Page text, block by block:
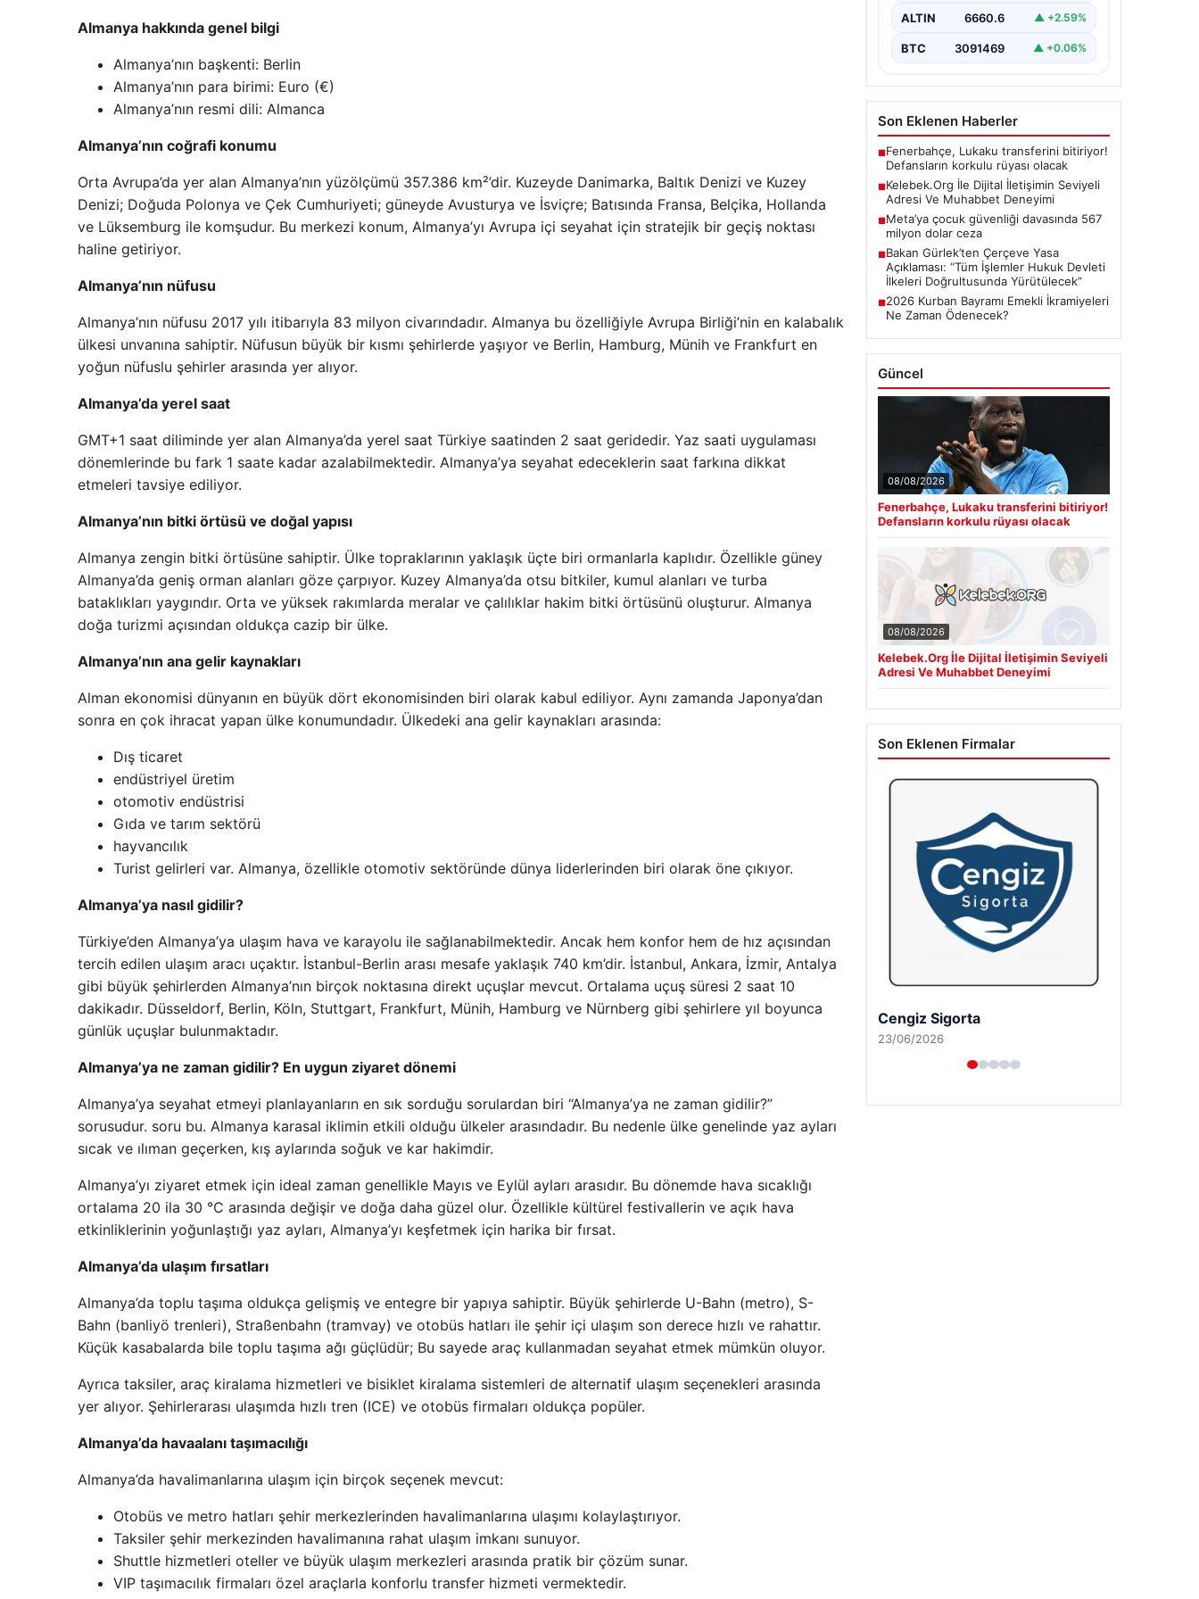
Almanya hakkında genel bilgi
Almanya’nın başkenti: Berlin
Almanya’nın para birimi: Euro (€)
Almanya’nın resmi dili: Almanca
Almanya’nın coğrafi konumu
Orta Avrupa’da yer alan Almanya’nın yüzölçümü 357.386 km²’dir. Kuzeyde Danimarka, Baltık Denizi ve Kuzey
Denizi; Doğuda Polonya ve Çek Cumhuriyeti; güneyde Avusturya ve İsviçre; Batısında Fransa, Belçika, Hollanda
ve Lüksemburg ile komşudur. Bu merkezi konum, Almanya’yı Avrupa içi seyahat için stratejik bir geçiş noktası
haline getiriyor.
Almanya’nın nüfusu
Almanya’nın nüfusu 2017 yılı itibarıyla 83 milyon civarındadır. Almanya bu özelliğiyle Avrupa Birliği’nin en kalabalık
ülkesi unvanına sahiptir. Nüfusun büyük bir kısmı şehirlerde yaşıyor ve Berlin, Hamburg, Münih ve Frankfurt en
yoğun nüfuslu şehirler arasında yer alıyor.
Almanya’da yerel saat
GMT+1 saat diliminde yer alan Almanya’da yerel saat Türkiye saatinden 2 saat geridedir. Yaz saati uygulaması
dönemlerinde bu fark 1 saate kadar azalabilmektedir. Almanya’ya seyahat edeceklerin saat farkına dikkat
etmeleri tavsiye ediliyor.
Almanya’nın bitki örtüsü ve doğal yapısı
Almanya zengin bitki örtüsüne sahiptir. Ülke topraklarının yaklaşık üçte biri ormanlarla kaplıdır. Özellikle güney
Almanya’da geniş orman alanları göze çarpıyor. Kuzey Almanya’da otsu bitkiler, kumul alanları ve turba
bataklıkları yaygındır. Orta ve yüksek rakımlarda meralar ve çalılıklar hakim bitki örtüsünü oluşturur. Almanya
doğa turizmi açısından oldukça cazip bir ülke.
Almanya’nın ana gelir kaynakları
Alman ekonomisi dünyanın en büyük dört ekonomisinden biri olarak kabul ediliyor. Aynı zamanda Japonya’dan
sonra en çok ihracat yapan ülke konumundadır. Ülkedeki ana gelir kaynakları arasında:
Dış ticaret
endüstriyel üretim
otomotiv endüstrisi
Gıda ve tarım sektörü
hayvancılık
Turist gelirleri var. Almanya, özellikle otomotiv sektöründe dünya liderlerinden biri olarak öne çıkıyor.
Almanya’ya nasıl gidilir?
Türkiye’den Almanya’ya ulaşım hava ve karayolu ile sağlanabilmektedir. Ancak hem konfor hem de hız açısından
tercih edilen ulaşım aracı uçaktır. İstanbul-Berlin arası mesafe yaklaşık 740 km’dir. İstanbul, Ankara, İzmir, Antalya
gibi büyük şehirlerden Almanya’nın birçok noktasına direkt uçuşlar mevcut. Ortalama uçuş süresi 2 saat 10
dakikadır. Düsseldorf, Berlin, Köln, Stuttgart, Frankfurt, Münih, Hamburg ve Nürnberg gibi şehirlere yıl boyunca
günlük uçuşlar bulunmaktadır.
Almanya’ya ne zaman gidilir? En uygun ziyaret dönemi
Almanya’ya seyahat etmeyi planlayanların en sık sorduğu sorulardan biri “Almanya’ya ne zaman gidilir?”
sorusudur. soru bu. Almanya karasal iklimin etkili olduğu ülkeler arasındadır. Bu nedenle ülke genelinde yaz ayları
sıcak ve ılıman geçerken, kış aylarında soğuk ve kar hakimdir.
Almanya’yı ziyaret etmek için ideal zaman genellikle Mayıs ve Eylül ayları arasıdır. Bu dönemde hava sıcaklığı
ortalama 20 ila 30 °C arasında değişir ve doğa daha güzel olur. Özellikle kültürel festivallerin ve açık hava
etkinliklerinin yoğunlaştığı yaz ayları, Almanya’yı keşfetmek için harika bir fırsat.
Almanya’da ulaşım fırsatları
Almanya’da toplu taşıma oldukça gelişmiş ve entegre bir yapıya sahiptir. Büyük şehirlerde U-Bahn (metro), S-
Bahn (banliyö trenleri), Straßenbahn (tramvay) ve otobüs hatları ile şehir içi ulaşım son derece hızlı ve rahattır.
Küçük kasabalarda bile toplu taşıma ağı güçlüdür; Bu sayede araç kullanmadan seyahat etmek mümkün oluyor.
Ayrıca taksiler, araç kiralama hizmetleri ve bisiklet kiralama sistemleri de alternatif ulaşım seçenekleri arasında
yer alıyor. Şehirlerarası ulaşımda hızlı tren (ICE) ve otobüs firmaları oldukça popüler.
Almanya’da havaalanı taşımacılığı
Almanya’da havalimanlarına ulaşım için birçok seçenek mevcut:
Otobüs ve metro hatları şehir merkezlerinden havalimanlarına ulaşımı kolaylaştırıyor.
Taksiler şehir merkezinden havalimanına rahat ulaşım imkanı sunuyor.
Shuttle hizmetleri oteller ve büyük ulaşım merkezleri arasında pratik bir çözüm sunar.
VIP taşımacılık firmaları özel araçlarla konforlu transfer hizmeti vermektedir.
etmektedir. Günümüzde…
ALTIN 6660.6 ▲ +2.59%
BTC 3091469 ▲ +0.06%
Son Eklenen Haberler
■Fenerbahçe, Lukaku transferini bitiriyor!
Defansların korkulu rüyası olacak
■Kelebek.Org İle Dijital İletişimin Seviyeli
Adresi Ve Muhabbet Deneyimi
■Meta’ya çocuk güvenliği davasında 567
milyon dolar ceza
■Bakan Gürlek’ten Çerçeve Yasa
Açıklaması: “Tüm İşlemler Hukuk Devleti
İlkeleri Doğrultusunda Yürütülecek”
■2026 Kurban Bayramı Emekli İkramiyeleri
Ne Zaman Ödenecek?
Güncel
08/08/2026
Fenerbahçe, Lukaku transferini bitiriyor!
Defansların korkulu rüyası olacak
08/08/2026
Kelebek.Org İle Dijital İletişimin Seviyeli
Adresi Ve Muhabbet Deneyimi
Son Eklenen Firmalar
Hastaş Beton
26/05/2026